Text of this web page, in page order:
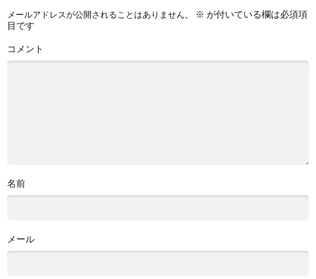
メールアドレスが公開されることはありません。 ※ が付いている欄は必須項
目です
コメント
名前
メール